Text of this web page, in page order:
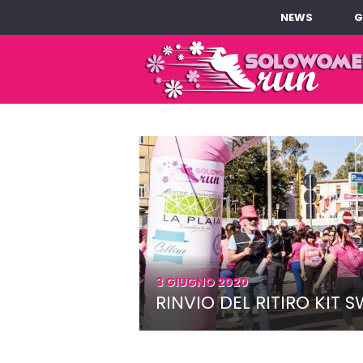
NEWS
3 GIUGNO 2020
RINVIO DEL RITIRO KIT